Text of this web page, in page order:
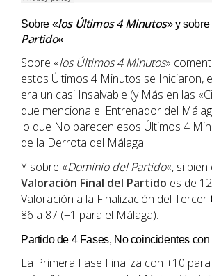
Sobre «los Últimos 4 Minutos» y sobre
Partido«
Sobre «los Últimos 4 Minutos»
estos Últimos 4 Minutos se Iniciaron,
era un casi Insalvable (y Más en las
que menciona el Entrenador del
lo que No parecen esos Últimos 4
de la Derrota del Málaga.
Y sobre «Dominio del Partido«, si
Valoración Final del Partido es de
Valoración a la Finalización del Tercer
86 a 87 (+1 para el Málaga).
Partido de 4 Fases, No coincidentes
La Primera Fase Finaliza con +10